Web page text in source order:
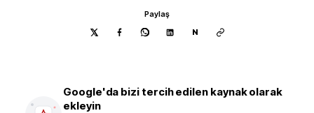
Paylaş
N
Google'da bizi tercih edilen kaynak olarak
ekleyin